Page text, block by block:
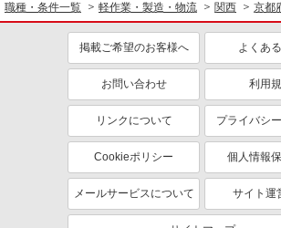
アルバイト パート
株式会社バイトレ（ADM817359）
人と話すのが苦手でも安心
スタッフ
時給1400円（就業先によ
京都府久世郡久御山町
キープ 詳
アルバイト パート
職種・条件一覧 軽作業・製造・物流 関西 京都
掲載ご希望のお客様へ よくあ
お問い合わせ 利用
リンクについて プライバシ
Cookieポリシー 個人情報
メールサービスについて サイト運